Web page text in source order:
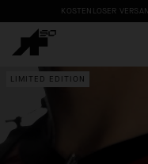
KOSTENLOSER
LIMITED EDITION